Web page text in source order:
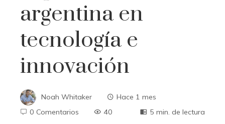
argentina en
tecnología e
innovación
Noah Whitaker
Hace 1 mes
0 Comentarios
40 5 min. de lectura